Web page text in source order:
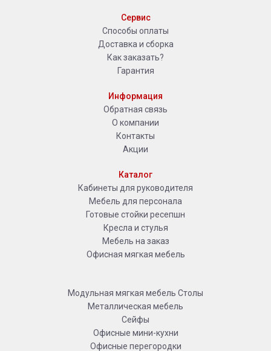
Сервис
Способы оплаты
Доставка и сборка
Как заказать?
Гарантия
Информация
Обратная связь
О компании
Контакты
Акции
Каталог
Кабинеты для руководителя
Мебель для персонала
Готовые стойки ресепшн
Кресла и стулья
Мебель на заказ
Офисная мягкая мебель
Модульная мягкая мебель Столы
Металлическая мебель
Сейфы
Офисные мини-кухни
Офисные перегородки